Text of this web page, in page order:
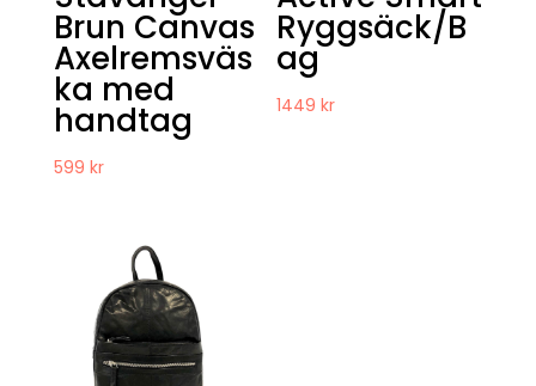
Brun Canvas
Axelremsväs
ka med
handtag
599 kr
Ryggsäck/B
ag
1449kr